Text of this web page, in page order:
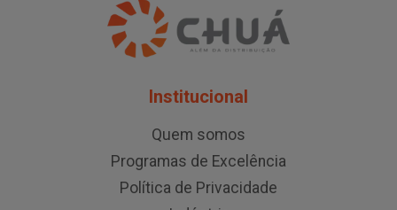
Institucional
Quem somos
Programas de Excelência
Política de Privacidade